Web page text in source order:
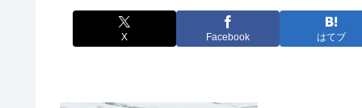
X Facebook はてブ